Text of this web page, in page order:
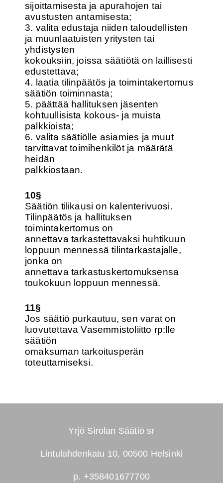
sijoittamisesta ja apurahojen tai
avustusten antamisesta;
3. valita edustaja niiden taloudellisten
ja muunlaatuisten yritysten tai
yhdistysten
kokouksiin, joissa säätiötä on laillisesti
edustettava;
4. laatia tilinpäätös ja toimintakertomus
säätiön toiminnasta;
5. päättää hallituksen jäsenten
kohtuullisista kokous- ja muista
palkkioista;
6. valita säätiölle asiamies ja muut
tarvittavat toimihenkilöt ja määrätä
heidän
palkkiostaan.
10§
Säätiön tilikausi on kalenterivuosi.
Tilinpäätös ja hallituksen
toimintakertomus on
annettava tarkastettavaksi huhtikuun
loppuun mennessä tilintarkastajalle,
jonka on
annettava tarkastuskertomuksensa
toukokuun loppuun mennessä.
11§
Jos säätiö purkautuu, sen varat on
luovutettava Vasemmistoliitto rp:lle
säätiön
omaksuman tarkoitusperän
toteuttamiseksi.
Yrjö Sirolan Säätiö sr
Lintulahdenkatu 10, 00500 Helsinki
p. +358401677700